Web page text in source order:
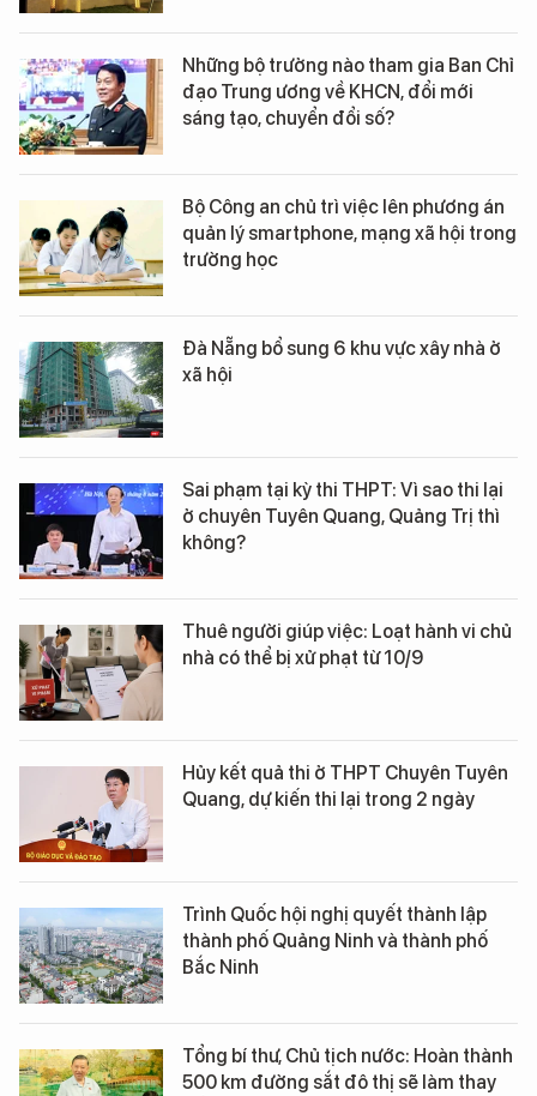
Những bộ trưởng nào tham gia Ban Chỉ
đạo Trung ương về KHCN, đổi mới
sáng tạo, chuyển đổi số?
Bộ Công an chủ trì việc lên phương án
quản lý smartphone, mạng xã hội trong
trường học
Đà Nẵng bổ sung 6 khu vực xây nhà ở
xã hội
Sai phạm tại kỳ thi THPT: Vì sao thi lại
ở chuyên Tuyên Quang, Quảng Trị thì
không?
Thuê người giúp việc: Loạt hành vi chủ
nhà có thể bị xử phạt từ 10/9
Hủy kết quả thi ở THPT Chuyên Tuyên
Quang, dự kiến thi lại trong 2 ngày
Trình Quốc hội nghị quyết thành lập
thành phố Quảng Ninh và thành phố
Bắc Ninh
Tổng bí thư, Chủ tịch nước: Hoàn thành
500 km đường sắt đô thị sẽ làm thay